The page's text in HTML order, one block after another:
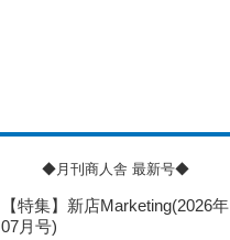
◆月刊商人舎 最新号◆
【特集】新店Marketing(2026年
07月号)